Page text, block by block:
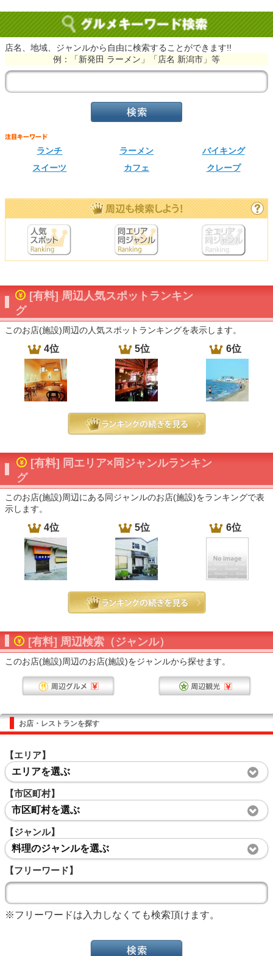
店名、地域、ジャンルから自由に検索することができます!!
例：「新発田 ラーメン」「店名 新潟市」等
ランチ ラーメン
バイキング
スイーツ
カフェ クレープ
[有料] 周辺人気スポットランキン
グ
このお店(施設)周辺の人気スポットランキングを表示します。
4位 5位 6位
[有料] 同エリア×同ジャンルランキン
グ
このお店(施設)周辺にある同ジャンルのお店(施設)をランキングで表
示します。
4位 5位 6位
[有料] 周辺検索（ジャンル）
このお店(施設)周辺のお店(施設)をジャンルから探せます。
お店・レストランを探す
【エリア】
エリアを選ぶ
【市区町村】
市区町村を選ぶ
【ジャンル】
料理のジャンルを選ぶ
【フリーワード】
※フリーワードは入力しなくても検索頂けます。